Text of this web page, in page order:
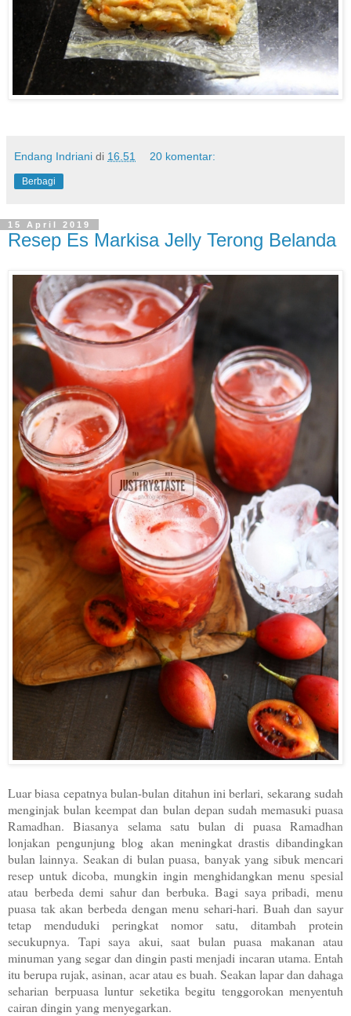
Endang Indriani di 16.51 20 komentar:
Berbagi
15 April 2019
Resep Es Markisa Jelly Terong Belanda
Luar biasa cepatnya bulan-bulan ditahun ini berlari, sekarang sudah
menginjak bulan keempat dan bulan depan sudah memasuki puasa
Ramadhan. Biasanya selama satu bulan di puasa Ramadhan
lonjakan pengunjung blog akan meningkat drastis dibandingkan
bulan lainnya. Seakan di bulan puasa, banyak yang sibuk mencari
resep untuk dicoba, mungkin ingin menghidangkan menu spesial
atau berbeda demi sahur dan berbuka. Bagi saya pribadi, menu
puasa tak akan berbeda dengan menu sehari-hari. Buah dan sayur
tetap menduduki peringkat nomor satu, ditambah protein
secukupnya. Tapi saya akui, saat bulan puasa makanan atau
minuman yang segar dan dingin pasti menjadi incaran utama. Entah
itu berupa rujak, asinan, acar atau es buah. Seakan lapar dan dahaga
seharian berpuasa luntur seketika begitu tenggorokan menyentuh
cairan dingin yang menyegarkan.